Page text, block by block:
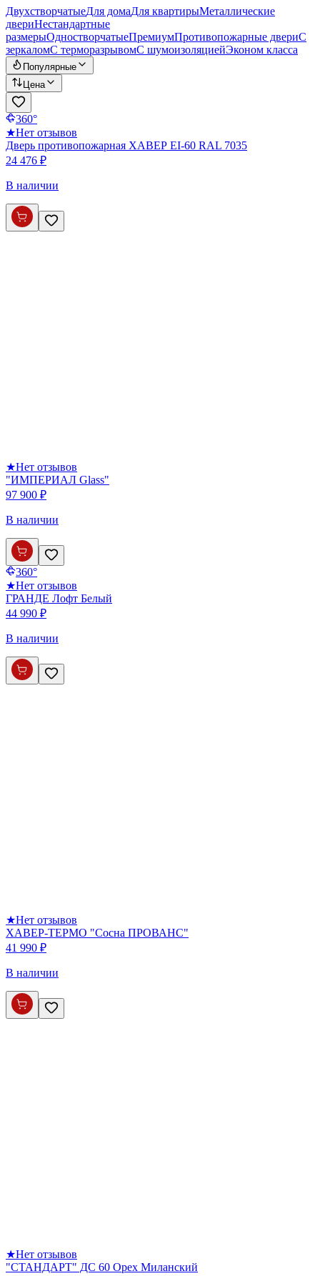
ДвухстворчатыеДля домаДля квартирыМеталлические
двериНестандартные
размерыОдностворчатыеПремиумПротивопожарные двериС
зеркаломС терморазрывомС шумоизоляциейЭконом класса
Популярные
Цена
360°
★Нет отзывов
Дверь противопожарная ХАВЕР EI-60 RAL 7035
24 476 ₽
В наличии
★Нет отзывов
"ИМПЕРИАЛ Glass"
97 900 ₽
В наличии
360°
★Нет отзывов
ГРАНДЕ Лофт Белый
44 990 ₽
В наличии
★Нет отзывов
ХАВЕР-ТЕРМО "Сосна ПРОВАНС"
41 990 ₽
В наличии
★Нет отзывов
"СТАНДАРТ" ДС 60 Орех Миланский